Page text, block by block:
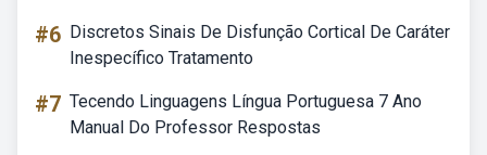
#6 Discretos Sinais De Disfunção Cortical De Caráter
Inespecífico Tratamento
#7 Tecendo Linguagens Língua Portuguesa 7 Ano
Manual Do Professor Respostas